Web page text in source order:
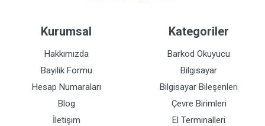
Kurumsal
Hakkımızda
Bayilik Formu
Hesap Numaraları
Blog
İletişim
Kategoriler
Barkod Okuyucu
Bilgisayar
Bilgisayar Bileşenleri
Çevre Birimleri
El Terminalleri